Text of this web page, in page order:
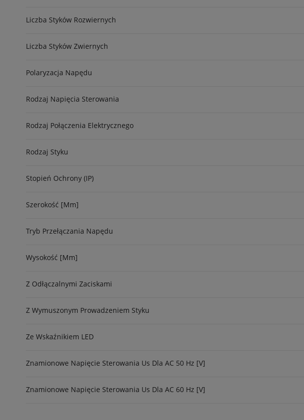
Liczba Styków Rozwiernych
Liczba Styków Zwiernych
Polaryzacja Napędu
Rodzaj Napięcia Sterowania
Rodzaj Połączenia Elektrycznego
Rodzaj Styku
Stopień Ochrony (IP)
Szerokość [mm]
Tryb Przełączania Napędu
Wysokość [mm]
Z Odłączalnymi Zaciskami
Z Wymuszonym Prowadzeniem Styku
Ze Wskaźnikiem LED
Znamionowe Napięcie Sterowania Us Dla AC 50 Hz [V]
Znamionowe Napięcie Sterowania Us Dla AC 60 Hz [V]